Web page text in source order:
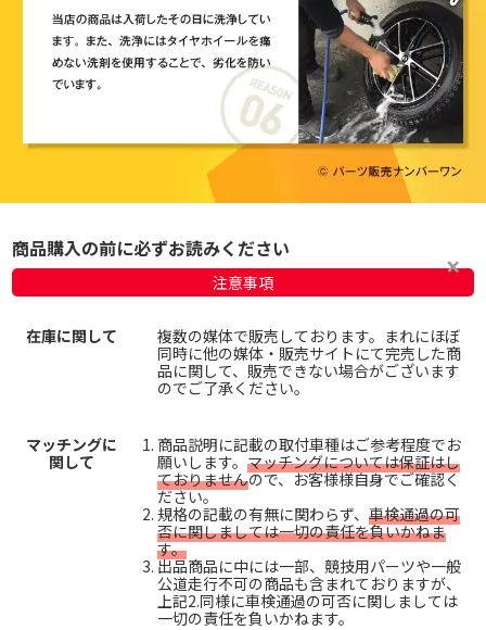
商品購入の前に必ずお読みください
注意事項
在庫に関して
複数の媒体で販売しております。まれにほぼ
同時に他の媒体・販売サイトにて完売した商
品に関して、販売できない場合がございます
のでご了承ください。
マッチングに
関して
商品説明に記載の取付車種はご参考程度でお
願いします。 マッチングについては保証はし
ておりませんので、お客様様自身でご確認く
ださい。
規格の記載の有無に関わらず、 車検通過の可
否に関しましては一切の責任を負いかねま
す。
出品商品に中には一部、競技用パーツや一般
公道走行不可の商品も含まれておりますが、
上記2.同様に車検通過の可否に関しましては
一切の責任を負いかねます。